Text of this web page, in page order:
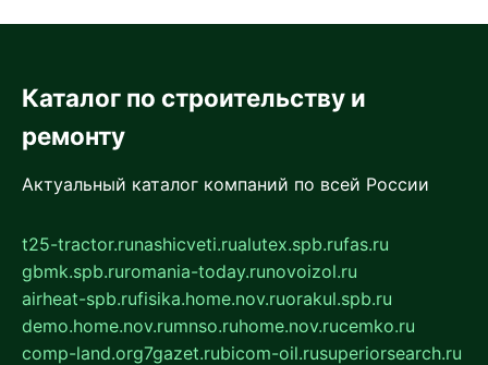
Каталог по строительству и
ремонту
Актуальный каталог компаний по всей России
t25-tractor.runashicveti.rualutex.spb.rufas.ru
gbmk.spb.ruromania-today.runovoizol.ru
airheat-spb.rufisika.home.nov.ruorakul.spb.ru
demo.home.nov.rumnso.ruhome.nov.rucemko.ru
comp-land.org7gazet.rubicom-oil.rusuperiorsearch.ru